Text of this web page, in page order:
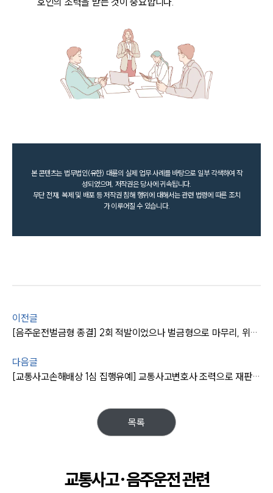
본 콘텐츠는 법무법인(유한) 대륜의 실제 업무 사례를 바탕으로 일부 각색하여 작
성되었으며, 저작권은 당사에 귀속됩니다.
무단 전재, 복제 및 배포 등 저작권 침해 행위에 대해서는 관련 법령에 따른 조치
가 이루어질 수 있습니다.
이전글
[음주운전벌금형 종결] 2회 적발이었으나 벌금형으로 마무리, 위험운전치사상은 불송치
다음글
[교통사고손해배상 1심 집행유예] 교통사고변호사 조력으로 재판부 벌금형 감형
목록
교통사고·음주운전 관련